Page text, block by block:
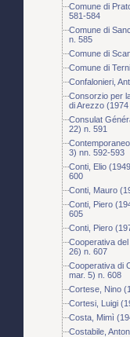
Comune di
581-584
Comune di
n. 585
Comune di
Comune di
Confalonieri,
Consorzio per
di Arezzo
Consulat
22) n. 591
3) nn. 592-593
Conti, Elio
600
Conti, Mauro
Conti, Piero
605
Conti, Piero
Cooperativa del
26) n. 607
Cooperativa di
mar. 5) n. 608
Cortese, Nino
Cortesi, Luigi
Costa, Mimì
Costabile,